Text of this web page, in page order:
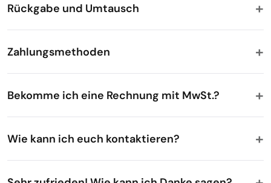
Rückgabe und Umtausch
Zahlungsmethoden
Bekomme ich eine Rechnung mit MwSt.?
Wie kann ich euch kontaktieren?